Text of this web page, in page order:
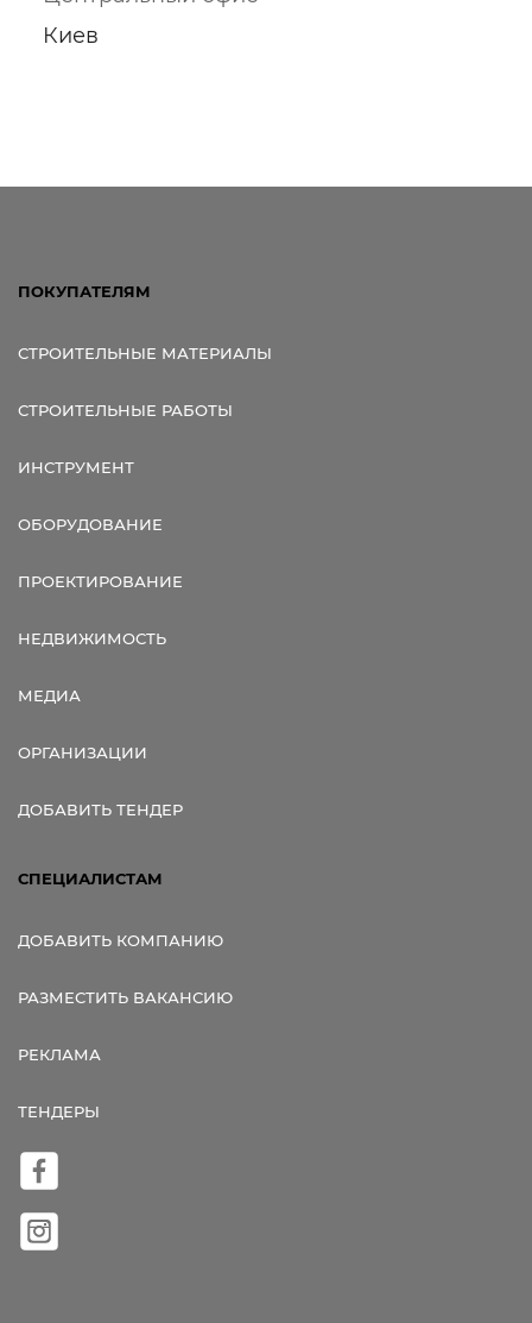
Киев
ПОКУПАТЕЛЯМ
СТРОИТЕЛЬНЫЕ МАТЕРИАЛЫ
СТРОИТЕЛЬНЫЕ РАБОТЫ
ИНСТРУМЕНТ
ОБОРУДОВАНИЕ
ПРОЕКТИРОВАНИЕ
НЕДВИЖИМОСТЬ
МЕДИА
ОРГАНИЗАЦИИ
ДОБАВИТЬ ТЕНДЕР
СПЕЦИАЛИСТАМ
ДОБАВИТЬ КОМПАНИЮ
РАЗМЕСТИТЬ ВАКАНСИЮ
РЕКЛАМА
ТЕНДЕРЫ